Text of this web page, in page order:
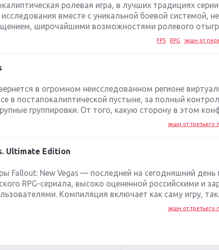
ролевая игра, в лучших традициях
вместе с уникальной боевой системой,
широчайшими возможностями ролевого
FPS RPG экшн от
в огромном неисследованном регионе
в постапокалиптической пустыне, за полный
группировки. От того, какую сторону в этом
экшн от третьего
Ultimate Edition
Fallout: New Vegas — последней на сегодняшний день
RPG-сериала, высоко оцененной российскими и
Компиляция включает как саму игру, так...
экшн от третьего